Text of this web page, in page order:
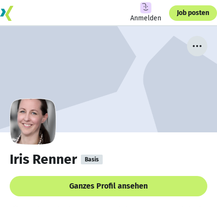
Anmelden
Job posten
Iris Renner Basis
Ganzes Profil ansehen